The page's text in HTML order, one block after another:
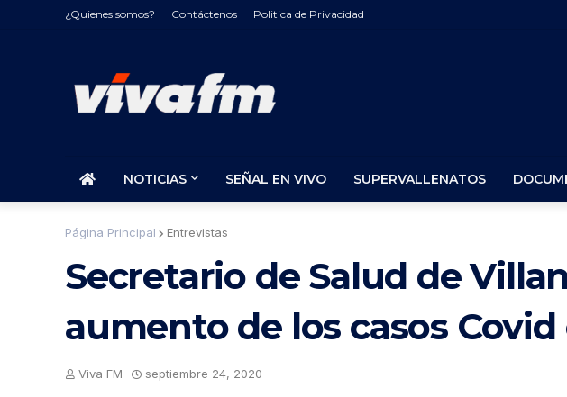
¿Quienes somos? Contáctenos Politica de Privacidad
NOTICIAS SEÑAL EN VIVO SUPERVALLENATOS
Página Principal Entrevistas
Secretario de Salud de
aumento de los casos
Viva FM septiembre 24, 2020